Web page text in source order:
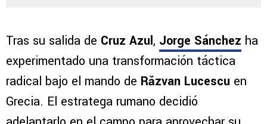
Tras su salida de Cruz Azul, Jorge Sánchez ha
experimentado una transformación táctica
radical bajo el mando de Răzvan Lucescu en
Grecia. El estratega rumano decidió